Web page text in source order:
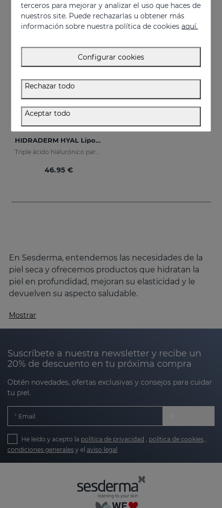
HIDRADERM HYAL Liposomal Serum
Triple ácido hialurónico para una hidratación x3
46.95 €
En Sesderma, entendemos las necesidades de la
piel seca y ofrecemos productos que hidratan la
piel en profundidad, mejoran su elasticidad y le
devuelven su aspecto saludable.
¿Cómo cuidar la piel seca?
pasos ayudan a restaurar el equilibrio natural de la
piel, reforzando su barrera protectora y reduciendo
la pérdida de agua. Gracias a nuestra exclusiva
tecnología Nanotech y a nuestras fórmulas
avanzadas, los productos de Sesdermano solo
hidratan en la superficie, sino que también actúan
en las capas más profundas, logrando una
hidratación completa y duradera.
Características y causas de la piel
Mostrar
Suscríbete a nuestra newsletter y recibe un
20% de descuento en tu próxima compra
Obtén novedades, ofertas exclusivas y consejos para cuidar
tu piel.
Email
He leído y acepto la política de privacidad , política de cookies ,
condiciones generales y el aviso legal
terceros para mejorar y analizar el uso que haces de
nuestros site. Puede rechazarlas u obtener más
información sobre nuestra política de cookiesaquí.
Configurar cookies
Rechazar todo
Aceptar todo